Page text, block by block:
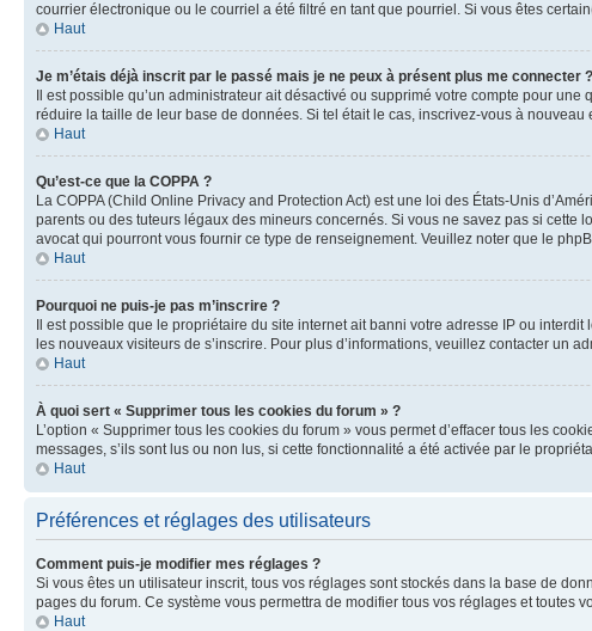
courrier électronique ou le courriel a été filtré en tant que pourriel. Si vous êtes
Haut
Je m’étais déjà inscrit par le passé mais je ne peux à présent plus me connecter
Il est possible qu’un administrateur ait désactivé ou supprimé votre compte pour
réduire la taille de leur base de données. Si tel était le cas, inscrivez-vous à
Haut
Qu’est-ce que la COPPA ?
La COPPA (Child Online Privacy and Protection Act) est une loi des États-Unis
parents ou des tuteurs légaux des mineurs concernés. Si vous ne savez pas si
avocat qui pourront vous fournir ce type de renseignement. Veuillez noter que le
Haut
Pourquoi ne puis-je pas m’inscrire ?
Il est possible que le propriétaire du site internet ait banni votre adresse IP ou
les nouveaux visiteurs de s’inscrire. Pour plus d’informations, veuillez contacter un
Haut
À quoi sert « Supprimer tous les cookies du forum » ?
L’option « Supprimer tous les cookies du forum » vous permet d’effacer tous les
messages, s’ils sont lus ou non lus, si cette fonctionnalité a été activée par le
Haut
Préférences et réglages des utilisateurs
Comment puis-je modifier mes réglages ?
Si vous êtes un utilisateur inscrit, tous vos réglages sont stockés dans la base de
pages du forum. Ce système vous permettra de modifier tous vos réglages et toutes
Haut